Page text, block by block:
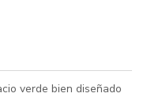
verde bien diseñado